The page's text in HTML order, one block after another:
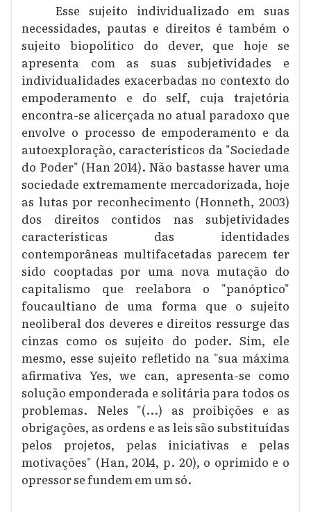
Esse sujeito individualizado em suas
necessidades, pautas e direitos é também o
sujeito biopolítico do dever, que hoje se
apresenta com as suas subjetividades e
individualidades exacerbadas no contexto do
empoderamento e do self, cuja trajetória
encontra-se alicerçada no atual paradoxo que
envolve o processo de empoderamento e da
autoexploração, característicos da "Sociedade
do Poder" (Han 2014). Não bastasse haver uma
sociedade extremamente mercadorizada, hoje
as lutas por reconhecimento (Honneth, 2003)
dos direitos contidos nas subjetividades
características das identidades
contemporâneas multifacetadas parecem ter
sido cooptadas por uma nova mutação do
capitalismo que reelabora o "panóptico"
foucaultiano de uma forma que o sujeito
neoliberal dos deveres e direitos ressurge das
cinzas como os sujeito do poder. Sim, ele
mesmo, esse sujeito refletido na "sua máxima
afirmativa Yes, we can, apresenta-se como
solução emponderada e solitária para todos os
problemas. Neles "(...) as proibições e as
obrigações, as ordens e as leis são substituídas
pelos projetos, pelas iniciativas e pelas
motivações" (Han, 2014, p. 20), o oprimido e o
opressor se fundem em um só.